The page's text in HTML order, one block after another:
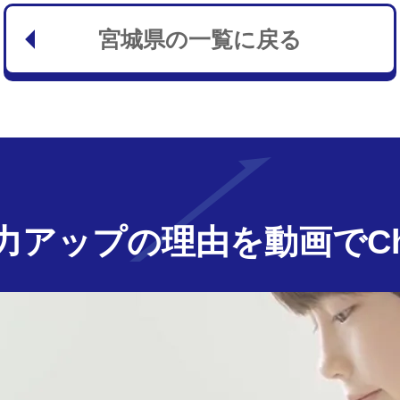
宮城県の一覧に戻る
アップの理由を動画で